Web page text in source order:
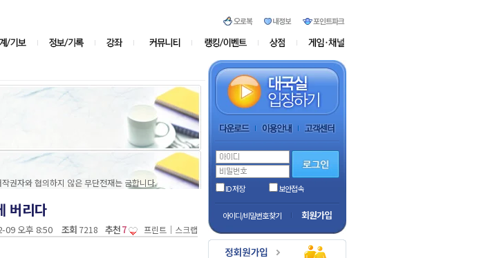
권자와 협의하지 않은 무단전재는 금합니다.
버리다
09 오후 8:50 조회 7218 추천7 프린트 ｜ 스크랩
ID 저장 보안접속
아이디/비밀번호 찾기 회원가입